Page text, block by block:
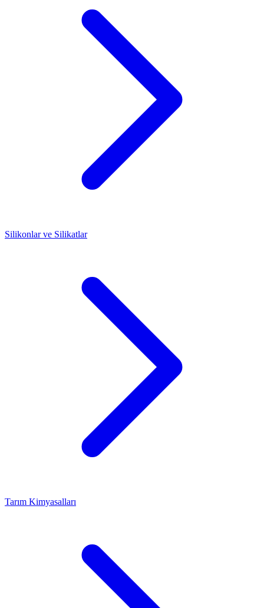
Silikonlar ve Silikatlar
Tarım Kimyasalları